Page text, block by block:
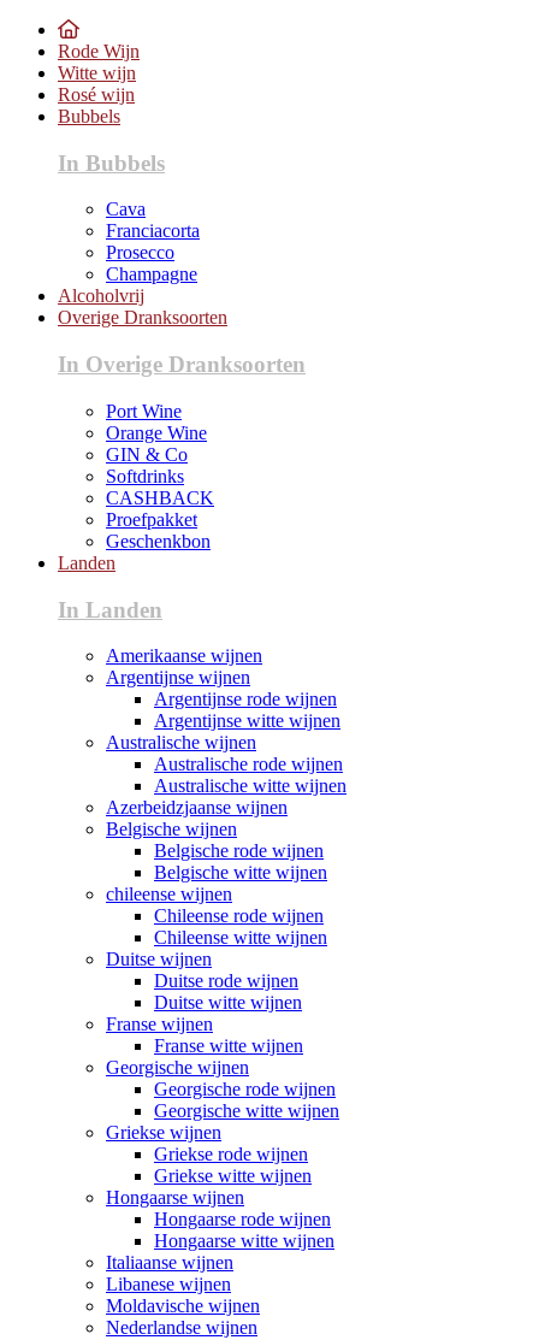
Rode Wijn
Witte wijn
Rosé wijn
Bubbels
In Bubbels
Cava
Franciacorta
Prosecco
Champagne
Alcoholvrij
Overige Dranksoorten
In Overige Dranksoorten
Port Wine
Orange Wine
GIN & Co
Softdrinks
CASHBACK
Proefpakket
Geschenkbon
Landen
In Landen
Amerikaanse wijnen
Argentijnse wijnen
Argentijnse rode wijnen
Argentijnse witte wijnen
Australische wijnen
Australische rode wijnen
Australische witte wijnen
Azerbeidzjaanse wijnen
Belgische wijnen
Belgische rode wijnen
Belgische witte wijnen
chileense wijnen
Chileense rode wijnen
Chileense witte wijnen
Duitse wijnen
Duitse rode wijnen
Duitse witte wijnen
Franse wijnen
Franse witte wijnen
Georgische wijnen
Georgische rode wijnen
Georgische witte wijnen
Griekse wijnen
Griekse rode wijnen
Griekse witte wijnen
Hongaarse wijnen
Hongaarse rode wijnen
Hongaarse witte wijnen
Italiaanse wijnen
Libanese wijnen
Moldavische wijnen
Nederlandse wijnen